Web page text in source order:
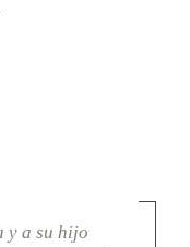
y a su hijo